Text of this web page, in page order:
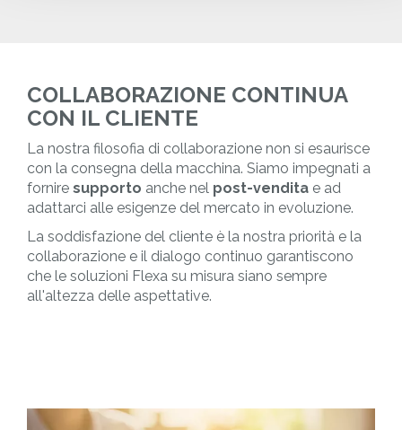
COLLABORAZIONE CONTINUA
CON IL CLIENTE
La nostra filosofia di collaborazione non si esaurisce
con la consegna della macchina. Siamo impegnati a
fornire supporto anche nel post-vendita e ad
adattarci alle esigenze del mercato in evoluzione.
La soddisfazione del cliente è la nostra priorità e la
collaborazione e il dialogo continuo garantiscono
che le soluzioni Flexa su misura siano sempre
all'altezza delle aspettative.